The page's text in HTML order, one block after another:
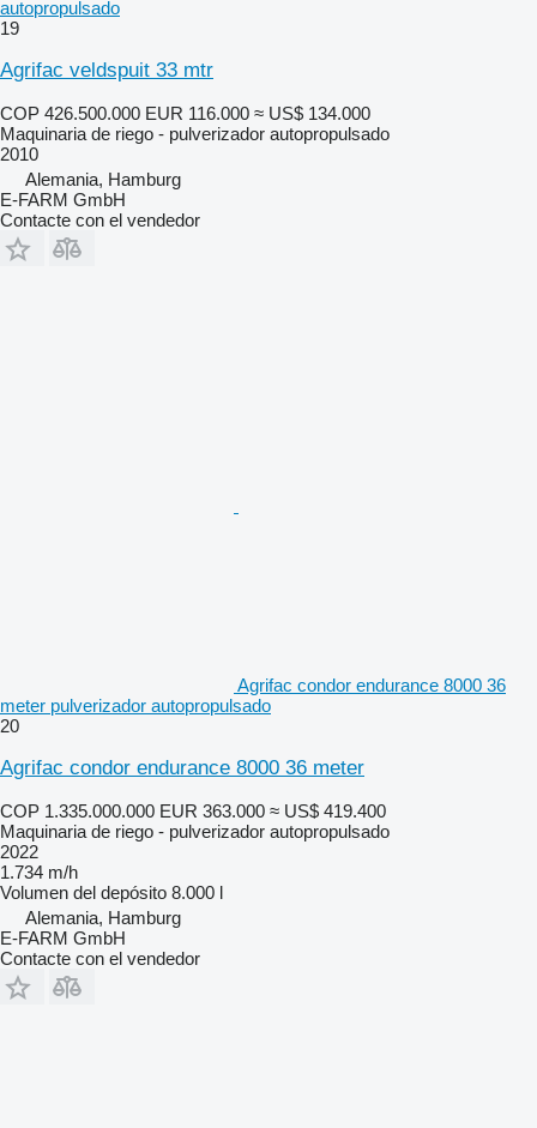
autopropulsado
19
Agrifac veldspuit 33 mtr
COP 426.500.000 EUR 116.000 ≈ US$ 134.000
Maquinaria de riego - pulverizador autopropulsado
2010
Alemania, Hamburg
E-FARM GmbH
Contacte con el vendedor
Agrifac condor endurance 8000 36
meter pulverizador autopropulsado
20
Agrifac condor endurance 8000 36 meter
COP 1.335.000.000 EUR 363.000 ≈ US$ 419.400
Maquinaria de riego - pulverizador autopropulsado
2022
1.734 m/h
Volumen del depósito 8.000 l
Alemania, Hamburg
E-FARM GmbH
Contacte con el vendedor